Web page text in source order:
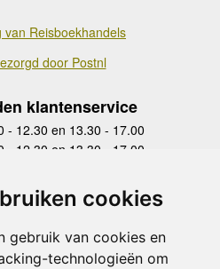
cookies
gebruik van cookies en
technologieën om
van Reisboekhandels
door Postnl
klantenservice
- 12.30 en 13.30 - 17.00
- 12.30 en 13.30 - 17.00
- 12.30 en 13.30 - 17.00
- 12.30 en 13.30 - 17.00
gesloten
gesloten